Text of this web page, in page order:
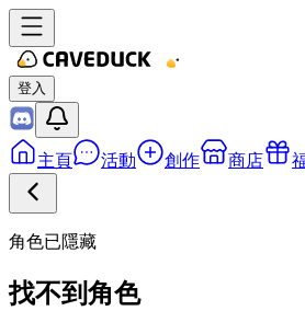
登入
主頁 活動 創作 商店
角色已隱藏
找不到角色